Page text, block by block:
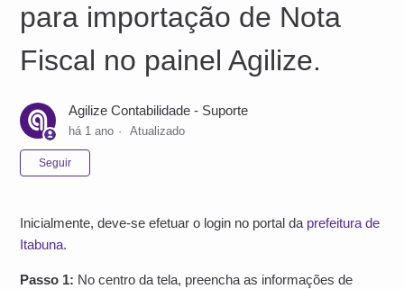
para importação de Nota
Fiscal no painel Agilize.
Agilize Contabilidade - Suporte
há 1 ano Atualizado
Seguir
Inicialmente, deve-se efetuar o login no portal da prefeitura de
Itabuna.
Passo 1: No centro da tela, preencha as informações de